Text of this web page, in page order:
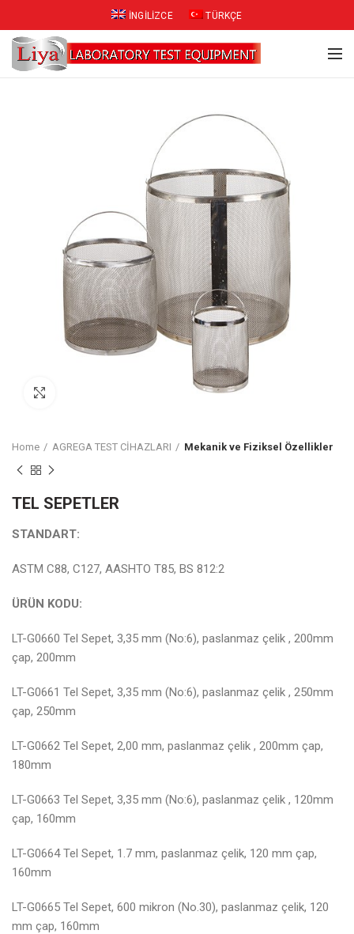
İNGILIZCE TÜRKÇE
Home AGREGA TEST CİHAZLARI Mekanik ve Fiziksel Özellikler
TEL SEPETLER
STANDART:
ASTM C88, C127, AASHTO T85, BS 812:2
ÜRÜN KODU:
LT-G0660 Tel Sepet, 3,35 mm (No:6), paslanmaz çelik , 200mm
çap, 200mm
LT-G0661 Tel Sepet, 3,35 mm (No:6), paslanmaz çelik , 250mm
çap, 250mm
LT-G0662 Tel Sepet, 2,00 mm, paslanmaz çelik , 200mm çap,
180mm
LT-G0663 Tel Sepet, 3,35 mm (No:6), paslanmaz çelik , 120mm
çap, 160mm
LT-G0664 Tel Sepet, 1.7 mm, paslanmaz çelik, 120 mm çap,
160mm
LT-G0665 Tel Sepet, 600 mikron (No.30), paslanmaz çelik, 120
mm çap, 160mm